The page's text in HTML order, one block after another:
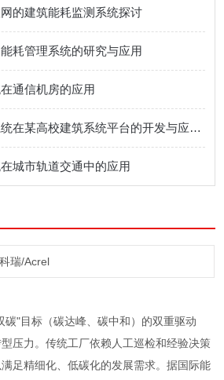
的建筑能耗监测系统探讨
耗管理系统的研究与应用
通信机房的应用
浅谈云能耗管理系统在某高校建筑系统平台的开发与应用 李明君
城市轨道交通中的应用
瑞/Acrel
碳"目标（碳达峰、碳中和）的双重驱动
压力。传统工厂依赖人工巡检和经验决策
足精细化、低碳化的发展需求。据国际能